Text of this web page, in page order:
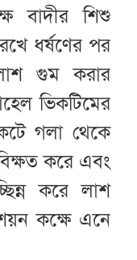
বাদীর শিশু
ধর্ষণের পর
গুম করার
ভিকটিমের
গলা থেকে
করে এবং
করে লাশ
কক্ষে এনে